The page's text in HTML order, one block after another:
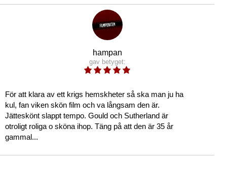
hampan
gav betyget:
För att klara av ett krigs hemskheter så ska man ju ha
kul, fan viken skön film och va långsam den är.
Jätteskönt slappt tempo. Gould och Sutherland är
otroligt roliga o sköna ihop. Täng på att den är 35 år
gammal...